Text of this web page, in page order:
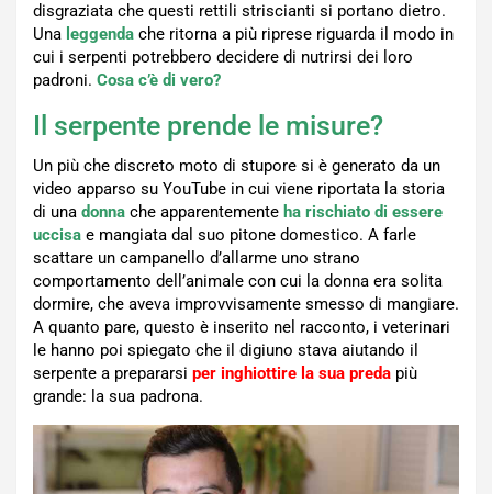
disgraziata che questi rettili striscianti si portano dietro.
Una leggenda che ritorna a più riprese riguarda il modo in
cui i serpenti potrebbero decidere di nutrirsi dei loro
padroni. Cosa c’è di vero?
Il serpente prende le misure?
Un più che discreto moto di stupore si è generato da un
video apparso su YouTube in cui viene riportata la storia
di una donna che apparentemente ha rischiato di essere
uccisa e mangiata dal suo pitone domestico. A farle
scattare un campanello d’allarme uno strano
comportamento dell’animale con cui la donna era solita
dormire, che aveva improvvisamente smesso di mangiare.
A quanto pare, questo è inserito nel racconto, i veterinari
le hanno poi spiegato che il digiuno stava aiutando il
serpente a prepararsi per inghiottire la sua preda più
grande: la sua padrona.